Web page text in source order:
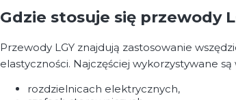
Gdzie stosuje się przewody
Przewody LGY znajdują zastosowanie
elastyczności. Najczęściej wykorzystywane są
rozdzielnicach elektrycznych,